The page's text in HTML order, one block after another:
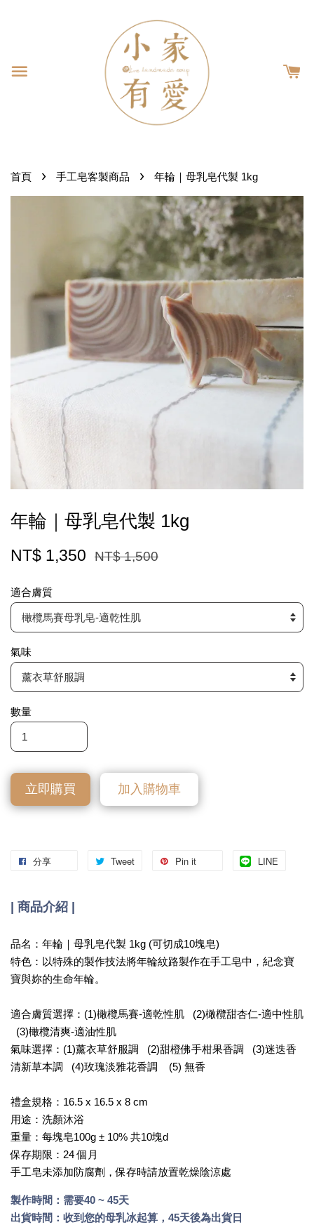
首頁 › 手工皂客製商品 › 年輪｜母乳皂代製 1kg
年輪｜母乳皂代製 1kg
NT$ 1,350 NT$ 1,500
適合膚質
氣味
數量
立即購買 加入購物車
分享 Tweet Pin it LINE
| 商品介紹 |
品名：年輪｜母乳皂代製 1kg (可切成10塊皂)
特色：以特殊的製作技法將年輪紋路製作在手工皂中，紀念寶
寶與妳的生命年輪。
適合膚質選擇：(1)橄欖馬賽-適乾性肌 (2)橄欖甜杏仁-適中性肌
(3)橄欖清爽-適油性肌
氣味選擇：(1)薰衣草舒服調 (2)甜橙佛手柑果香調 (3)迷迭香
清新草本調 (4)玫瑰淡雅花香調 (5) 無香
禮盒規格：16.5 x 16.5 x 8 cm
用途：洗顏沐浴
重量：每塊皂100g ± 10% 共10塊d
保存期限：24 個月
手工皂未添加防腐劑，保存時請放置乾燥陰涼處
製作時間：需要40 ~ 45天
出貨時間：收到您的母乳冰起算，45天後為出貨日